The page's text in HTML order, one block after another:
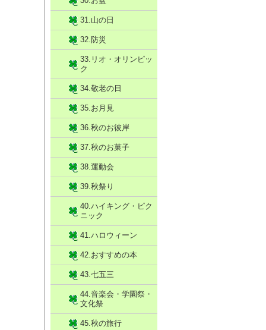
31.山の日
32.防災
33.リオ・オリンピッ
ク
34.敬老の日
35.お月見
36.秋のお彼岸
37.秋のお菓子
38.運動会
39.秋祭り
40.ハイキング・ピク
ニック
41.ハロウィーン
42.おすすめの本
43.七五三
44.音楽会・学園祭・
文化祭
45.秋の旅行